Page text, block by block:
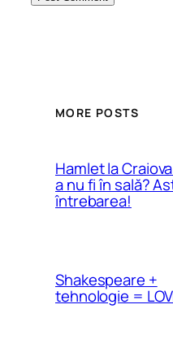
MORE POSTS
Hamlet la
a nu fi în sală?
întrebarea!
Shakespeare +
tehnologie =